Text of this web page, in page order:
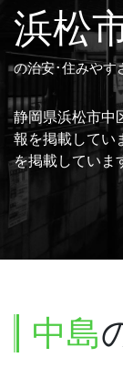
浜松
の治安･住みやす
静岡県浜松市中
報を掲載してい
を掲載していま
中島